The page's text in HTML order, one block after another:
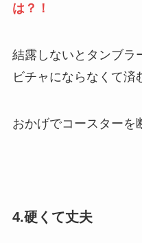
は？！
結露しないとタンブラ
ビチャにならなくて済
おかげでコースター
4.硬くて丈夫